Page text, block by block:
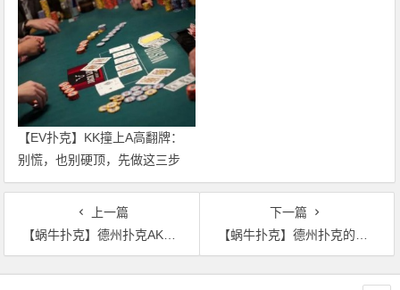
【EV扑克】KK撞上A高翻牌：
别慌，也别硬顶，先做这三步
上一篇
【蜗牛扑克】德州扑克AKs，翻前遭遇4bet全压，是不是要弃牌？
下一篇
【蜗牛扑克】德州扑克的翻前策略有哪些？
文